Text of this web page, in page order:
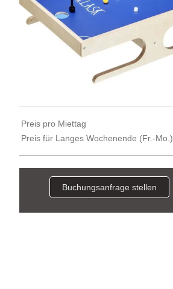
Preis pro Miettag
Preis für Langes Wochenende (Fr.-Mo.)
Buchungsanfrage stellen